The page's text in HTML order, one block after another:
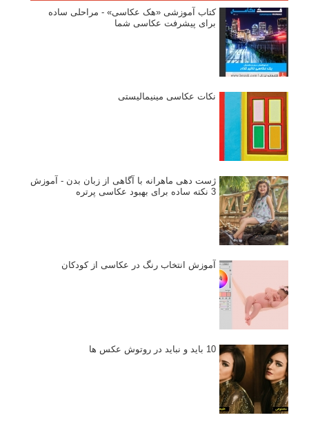
کتاب آموزشی «هک عکاسی» - مراحلی ساده
برای پیشرفت عکاسی شما
نکات عکاسی مینیمالیستی
ژست دهی ماهرانه با آگاهی از زبان بدن - آموزش
3 نکته ساده برای بهبود عکاسی پرتره
آموزش انتخاب رنگ در عکاسی از کودکان
10 باید و نباید در روتوش عکس ها